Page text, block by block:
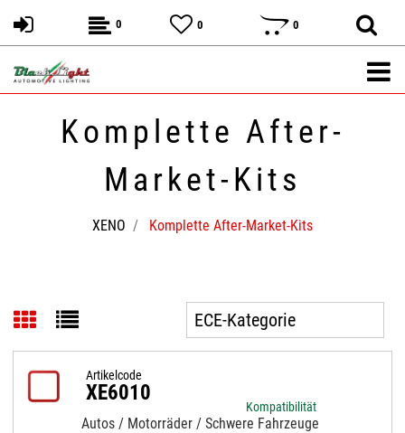
0 0 0
Komplette After-
Market-Kits
XENO Komplette After-Market-Kits
Artikelcode
XE6010
Kompatibilität
Autos / Motorräder / Schwere Fahrzeuge